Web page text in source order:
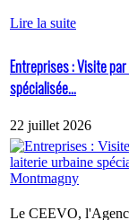
Lire la suite
Entreprises : Visite
spécialisée...
22 juillet 2026
Le CEEVO,